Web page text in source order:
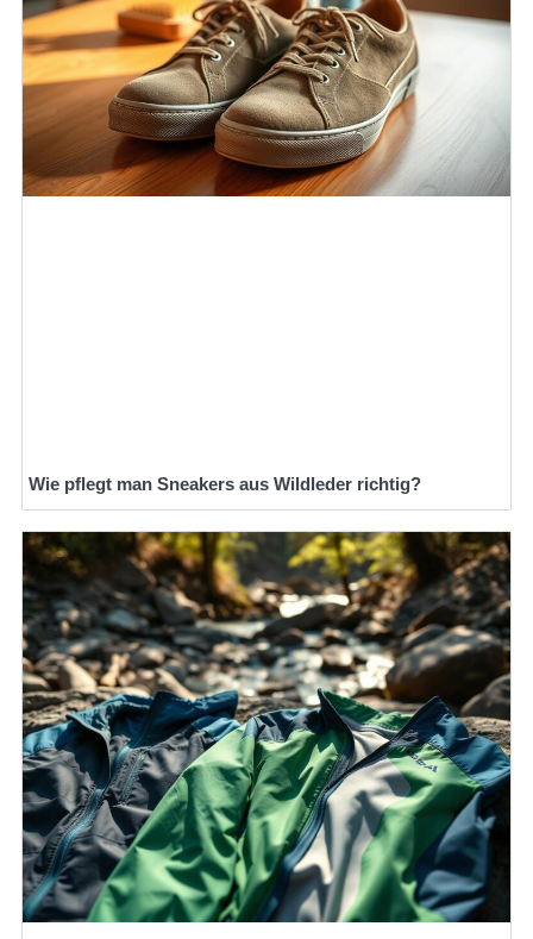
Wie pflegt man Sneakers aus Wildleder richtig?